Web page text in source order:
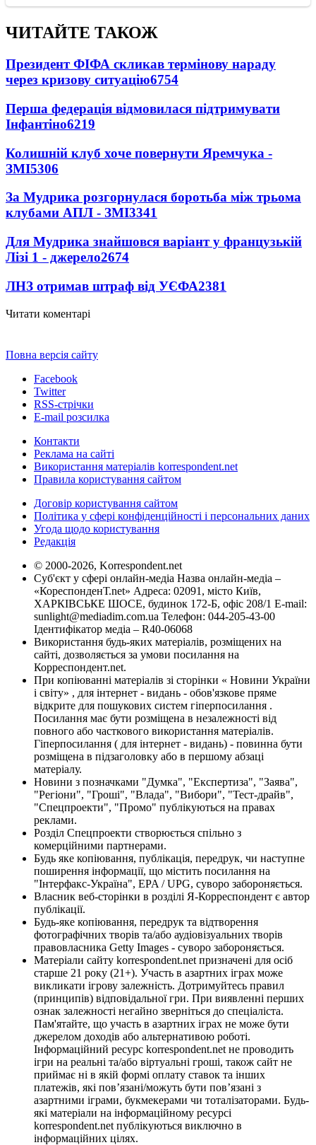
ЧИТАЙТЕ ТАКОЖ
Президент ФІФА скликав термінову нараду
через кризову ситуацію6754
Перша федерація відмовилася підтримувати
Інфантіно6219
Колишній клуб хоче повернути Яремчука -
ЗМІ5306
За Мудрика розгорнулася боротьба між трьома
клубами АПЛ - ЗМІ3341
Для Мудрика знайшовся варіант у французькій
Лізі 1 - джерело2674
ЛНЗ отримав штраф від УЄФА2381
Читати коментарі
Повна версія сайту
Facebook
Twitter
RSS-стрічки
E-mail розсилка
Контакти
Реклама на сайті
Використання матеріалів korrespondent.net
Правила користування сайтом
Договір користування сайтом
Політика у сфері конфіденційності і персональних даних
Угода щодо користування
Редакція
© 2000-2026, Korrespondent.net
Суб'єкт у сфері онлайн-медіа Назва онлайн-медіа –
«КореспонденТ.net» Адреса: 02091, місто Київ,
ХАРКІВСЬКЕ ШОСЕ, будинок 172-Б, офіс 208/1 E-mail:
sunlight@mediadim.com.ua Телефон: 044-205-43-00
Ідентифікатор медіа – R40-06068
Використання будь-яких матеріалів, розміщених на
сайті, дозволяється за умови посилання на
Корреспондент.net.
При копіюванні матеріалів зі сторінки « Новини України
і світу» , для інтернет - видань - обов'язкове пряме
відкрите для пошукових систем гіперпосилання .
Посилання має бути розміщена в незалежності від
повного або часткового використання матеріалів.
Гіперпосилання ( для інтернет - видань) - повинна бути
розміщена в підзаголовку або в першому абзаці
матеріалу.
Новини з позначками "Думка", "Експертиза", "Заява",
"Регіони", "Гроші", "Влада", "Вибори", "Тест-драйв",
"Спецпроекти", "Промо" публікуються на правах
реклами.
Розділ Спецпроекти створюється спільно з
комерційними партнерами.
Будь яке копіювання, публікація, передрук, чи наступне
поширення інформації, що містить посилання на
"Інтерфакс-Україна", EPA / UPG, суворо забороняється.
Власник веб-сторінки в розділі Я-Корреспондент є автор
публікації.
Будь-яке копіювання, передрук та відтворення
фотографічних творів та/або аудіовізуальних творів
правовласника Getty Images - суворо забороняється.
Матеріали сайту korrespondent.net призначені для осіб
старше 21 року (21+). Участь в азартних іграх може
викликати ігрову залежність. Дотримуйтесь правил
(принципів) відповідальної гри. При виявленні перших
ознак залежності негайно зверніться до спеціаліста.
Пам'ятайте, що участь в азартних іграх не може бути
джерелом доходів або альтернативою роботі.
Інформаційний ресурс korrespondent.net не проводить
ігри на реальні та/або віртуальні гроші, також сайт не
приймає ні в якій формі оплату ставок та інших
платежів, які пов’язані/можуть бути пов’язані з
азартними іграми, букмекерами чи тоталізаторами. Будь-
які матеріали на інформаційному ресурсі
korrespondent.net публікуються виключно в
інформаційних цілях.